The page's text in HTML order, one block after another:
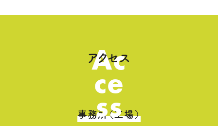
Ac
ce
ss
アクセス
事務所（工場）